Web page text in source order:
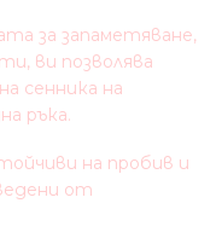
за запаметяване,
ви позволява
сенника на
ръка.
на пробив и
от